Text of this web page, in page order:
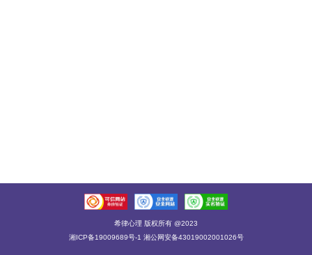
希律心理 版权所有 @2023
湘ICP备19009689号-1 湘公网安备43019002001026号